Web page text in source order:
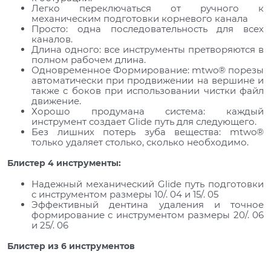
Легко переключаться от ручного к
механическим подготовки корневого канала
Просто: одна последовательность для всех
каналов.
Длина одного: все инструменты претворяются в
полном рабочем длина.
Одновременное Формирование: mtwo® порезы
автоматически при продвижении на вершине и
также с боков при использовании чистки файл
движение.
Хорошо продумана система: каждый
инструмент создает Glide путь для следующего.
Без лишних потерь зуба вещества: mtwo®
только удаляет столько, сколько необходимо.
Блистер 4 инструменты:
Надежный механический Glide путь подготовки
с инструментом размеры 10/. 04 и 15/. 05
Эффективный дентина удаления и точное
формирование с инструментом размеры 20/. 06
и 25/. 06
Блистер из 6 инструментов